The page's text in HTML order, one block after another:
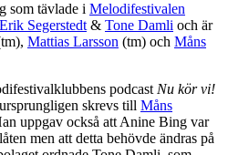
som tävlade i Melodifestivalen
Erik Segerstedt & Tone Damli och är
Mattias Larsson (tm) och Måns
podcast Nu kör vi!
skrevs till Måns
uppgav också att Anine Bing var
men att detta behövde ändras på